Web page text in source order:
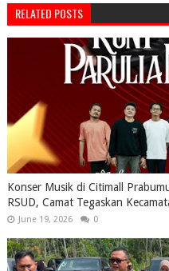
RELATED POSTS
Konser Musik di Citimall
RSUD, Camat Tegaskan
June 19, 2026 0